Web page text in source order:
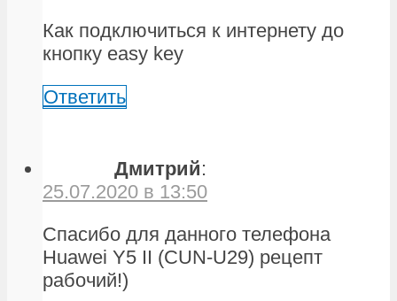
Как подключиться к интернету до
кнопку easy key
Ответить
Дмитрий:
25.07.2020 в 13:50
Спасибо для данного телефона
Huawei Y5 II (CUN-U29) рецепт
рабочий!)